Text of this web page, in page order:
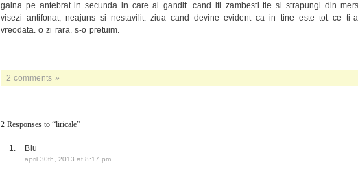
gaina pe antebrat in secunda in care ai gandit. cand iti zambesti tie si strapungi din
visezi antifonat, neajuns si nestavilit. ziua cand devine evident ca in tine este tot ce ti-
vreodata. o zi rara. s-o pretuim.
2 comments »
2 Responses to “liricale”
Blu
april 30th, 2013 at 8:17 pm